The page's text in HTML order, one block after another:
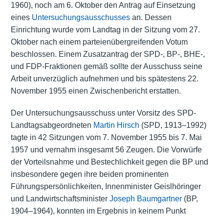
1960), noch am 6. Oktober den Antrag auf Einsetzung
eines Untersuchungsausschussesan. Dessen
Einrichtung wurde vom Landtag in der Sitzung vom 27.
Oktober nach einem parteienübergreifenden Votum
beschlossen. Einem Zusatzantrag der SPD-, BP-, BHE-,
und FDP-Fraktionen gemäß sollte der Ausschuss seine
Arbeit unverzüglich aufnehmen und bis spätestens 22.
November 1955 einen Zwischenbericht erstatten.
Der Untersuchungsausschuss unter Vorsitz des SPD-
Landtagsabgeordneten Martin Hirsch (SPD, 1913–1992)
tagte in 42 Sitzungen vom 7. November 1955 bis 7. Mai
1957 und vernahm insgesamt 56 Zeugen. Die Vorwürfe
der Vorteilsnahme und Bestechlichkeit gegen die BP und
insbesondere gegen ihre beiden prominenten
Führungspersönlichkeiten, Innenminister Geislhöringer
und Landwirtschaftsminister Joseph Baumgartner(BP,
1904–1964), konnten im Ergebnis in keinem Punkt